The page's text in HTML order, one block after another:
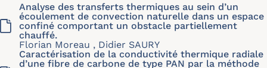
Analyse des transferts thermiques au sein d’un
écoulement de convection naturelle dans un espace
confiné comportant un obstacle partiellement
chauffé.
Florian Moreau , Didier SAURY
Caractérisation de la conductivité thermique radiale
d’une fibre de carbone de type PAN par la méthode